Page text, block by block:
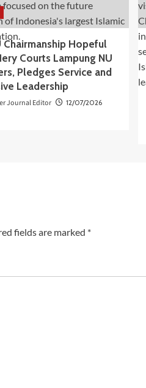
Chairmanship Hopeful
Courts Lampung NU
Pledges Service and
Leadership
Journal Editor 12/07/2026
fields are marked *